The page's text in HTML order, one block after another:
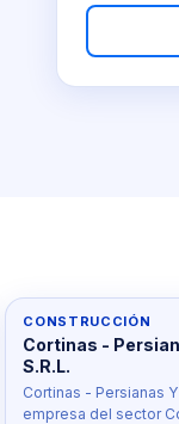
CONSTRUCCIÓN
Cortinas -
S.R.L.
Cortinas - Persianas
empresa del sector